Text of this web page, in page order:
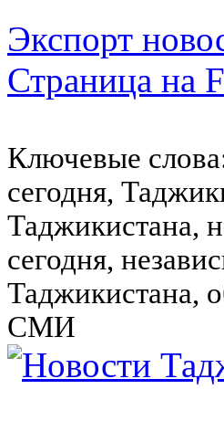
Экспорт
Страница на
Ключевые
сегодня,
Таджикистана,
сегодня,
Таджикистана,
СМИ